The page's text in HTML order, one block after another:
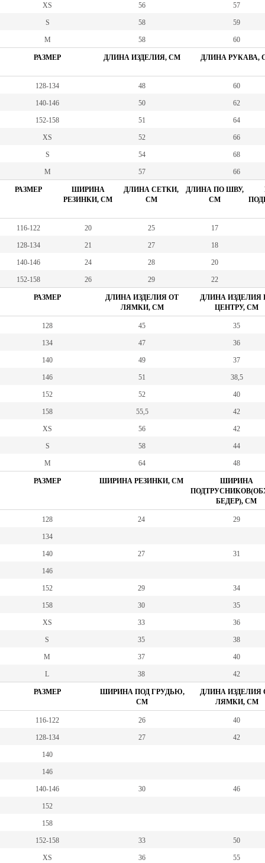
XS 56 57
S 58 59
М 58 60
РАЗМЕР ДЛИНА ИЗДЕЛИЯ, СМ ДЛИНА РУКАВА,
128-134 48 60
140-146 50 62
152-158 51 64
XS 52 66
S 54 68
M 57 66
РАЗМЕР
ШИРИНА
РЕЗИНКИ, СМ
ДЛИНА СЕТКИ,
СМ
ДЛИНА ПО ШВУ,
СМ
116-122 20 25 17
128-134 21 27 18
140-146 24 28 20
152-158 26 29 22
РАЗМЕР
ДЛИНА ИЗДЕЛИЯ ОТ
ЛЯМКИ, СМ
ДЛИНА ИЗДЕЛИЯ
ЦЕНТРУ, СМ
128 45 35
134 47 36
140 49 37
146 51 38,5
152 52 40
158 55,5 42
XS 56 42
S 58 44
M 64 48
РАЗМЕР ШИРИНА РЕЗИНКИ, СМ
ШИРИНА
БЕДЕР), СМ
128 24 29
134
140 27 31
146
152 29 34
158 30 35
XS 33 36
S 35 38
M 37 40
L 38 42
РАЗМЕР
ШИРИНА ПОД ГРУДЬЮ,
СМ
ДЛИНА ИЗДЕЛИЯ
ЛЯМКИ, СМ
116-122 26 40
128-134 27 42
140
146
140-146 30 46
152
158
152-158 33 50
XS 36 55